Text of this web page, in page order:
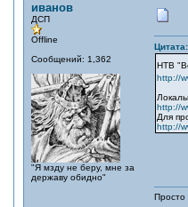
иванов
ДСП
Offline
Сообщений: 1,362
"Я мзду не беру, мне за
державу обидно"
НТВ
http://
http://
Для
http://
Просто